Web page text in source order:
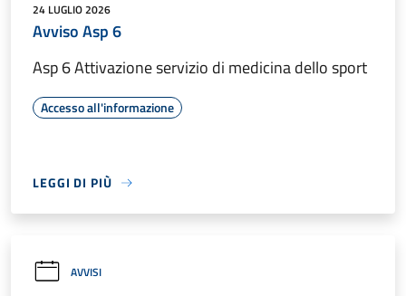
24 LUGLIO 2026
Avviso Asp 6
Asp 6 Attivazione servizio di medicina dello sport
Accesso all'informazione
LEGGI DI PIÙ
AVVISI